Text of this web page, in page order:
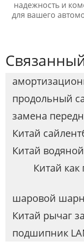
надежность и
для вашего
продольный
замена
Китай
Китай
Китай
шаровой
Китай рычаг
подшипник